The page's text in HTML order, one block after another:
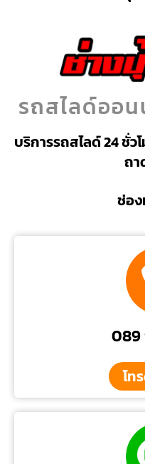
รถสไลด์ออ
บริการรถสไลด์ 24 ชั่ว
ถ
ช่อ
089
โท